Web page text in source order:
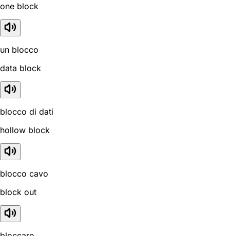
one block
un blocco
data block
blocco di dati
hollow block
blocco cavo
block out